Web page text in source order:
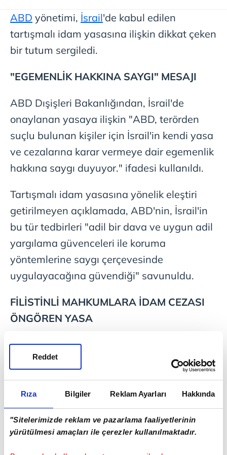
Rıza Bilgiler Reklam Ayarları Hakkında
"Sitelerimizde reklam ve pazarlama faaliyetlerinin
yürütülmesi amaçları ile çerezler kullanılmaktadır.
Reddet
ABD yönetimi, İsrail'de kabul edilen
tartışmalı idam yasasına ilişkin dikkat çeken
bir tutum sergiledi.
"EGEMENLİK HAKKINA SAYGI" MESAJI
ABD Dışişleri Bakanlığından, İsrail'de
onaylanan yasaya ilişkin "ABD, terörden
suçlu bulunan kişiler için İsrail'in kendi yasa
ve cezalarına karar vermeye dair egemenlik
hakkına saygı duyuyor." ifadesi kullanıldı.
Tartışmalı idam yasasına yönelik eleştiri
getirilmeyen açıklamada, ABD'nin, İsrail'in
bu tür tedbirleri "adil bir dava ve uygun adil
yargılama güvenceleri ile koruma
yöntemlerine saygı çerçevesinde
uygulayacağına güvendiği" savunuldu.
FİLİSTİNLİ MAHKUMLARA İDAM CEZASI
ÖNGÖREN YASA
İsrail Meclisi dün, Filistinli mahkumlara idam
cezası getirilmesini öngören tartışmalı yasa
tasarısını onaylamıştı.
İsrail Cezaevi Servisi tarafından
görevlendirilen gardiyanlar tarafından
asılma yoluyla gerçekleştirilecek. İnfazı